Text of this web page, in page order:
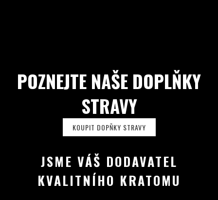
POZNEJTE NAŠE DOPLŇKY
STRAVY
KOUPIT DOPŇKY STRAVY
JSME VÁŠ DODAVATEL
KVALITNÍHO KRATOMU